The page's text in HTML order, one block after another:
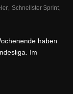
, Schnellster Sprint,
haben
Im